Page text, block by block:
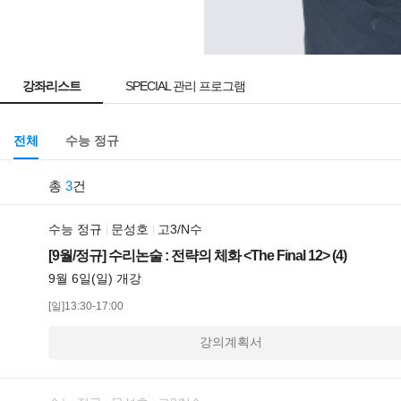
강좌리스트 SPECIAL 관리 프로그램
전체 수능 정규
총 3건
수능 정규 문성호 고3/N수
[9월/정규] 수리논술 : 전략의 체화 <The Final 12> (4)
9월 6일(일) 개강
[일]13:30-17:00
강의계획서